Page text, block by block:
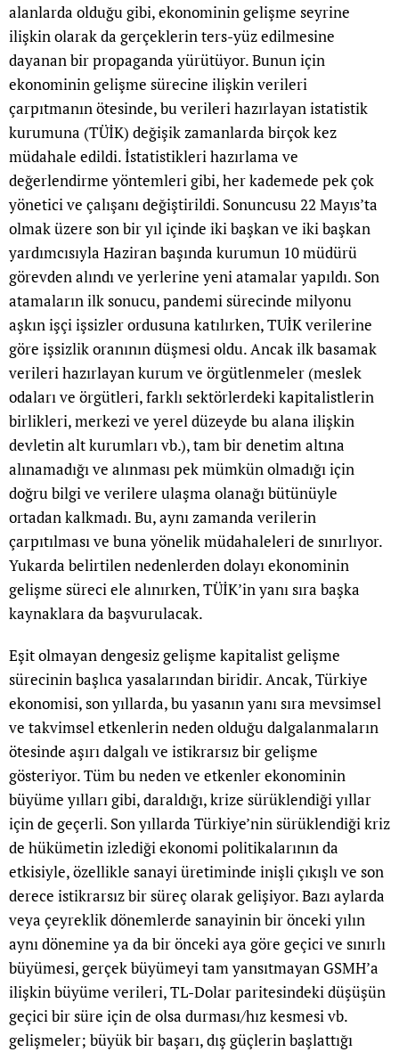
alanlarda olduğu gibi, ekonominin gelişme seyrine
ilişkin olarak da gerçeklerin ters-yüz edilmesine
dayanan bir propaganda yürütüyor. Bunun için
ekonominin gelişme sürecine ilişkin verileri
çarpıtmanın ötesinde, bu verileri hazırlayan istatistik
kurumuna (TÜİK) değişik zamanlarda birçok kez
müdahale edildi. İstatistikleri hazırlama ve
değerlendirme yöntemleri gibi, her kademede pek çok
yönetici ve çalışanı değiştirildi. Sonuncusu 22 Mayıs’ta
olmak üzere son bir yıl içinde iki başkan ve iki başkan
yardımcısıyla Haziran başında kurumun 10 müdürü
görevden alındı ve yerlerine yeni atamalar yapıldı. Son
atamaların ilk sonucu, pandemi sürecinde milyonu
aşkın işçi işsizler ordusuna katılırken, TUİK verilerine
göre işsizlik oranının düşmesi oldu. Ancak ilk basamak
verileri hazırlayan kurum ve örgütlenmeler (meslek
odaları ve örgütleri, farklı sektörlerdeki kapitalistlerin
birlikleri, merkezi ve yerel düzeyde bu alana ilişkin
devletin alt kurumları vb.), tam bir denetim altına
alınamadığı ve alınması pek mümkün olmadığı için
doğru bilgi ve verilere ulaşma olanağı bütünüyle
ortadan kalkmadı. Bu, aynı zamanda verilerin
çarpıtılması ve buna yönelik müdahaleleri de sınırlıyor.
Yukarda belirtilen nedenlerden dolayı ekonominin
gelişme süreci ele alınırken, TÜİK’in yanı sıra başka
kaynaklara da başvurulacak.
Eşit olmayan dengesiz gelişme kapitalist gelişme
sürecinin başlıca yasalarından biridir. Ancak, Türkiye
ekonomisi, son yıllarda, bu yasanın yanı sıra mevsimsel
ve takvimsel etkenlerin neden olduğu dalgalanmaların
ötesinde aşırı dalgalı ve istikrarsız bir gelişme
gösteriyor. Tüm bu neden ve etkenler ekonominin
büyüme yılları gibi, daraldığı, krize sürüklendiği yıllar
için de geçerli. Son yıllarda Türkiye’nin sürüklendiği kriz
de hükümetin izlediği ekonomi politikalarının da
etkisiyle, özellikle sanayi üretiminde inişli çıkışlı ve son
derece istikrarsız bir süreç olarak gelişiyor. Bazı aylarda
veya çeyreklik dönemlerde sanayinin bir önceki yılın
aynı dönemine ya da bir önceki aya göre geçici ve sınırlı
büyümesi, gerçek büyümeyi tam yansıtmayan GSMH’a
ilişkin büyüme verileri, TL-Dolar paritesindeki düşüşün
geçici bir süre için de olsa durması/hız kesmesi vb.
gelişmeler; büyük bir başarı, dış güçlerin başlattığı